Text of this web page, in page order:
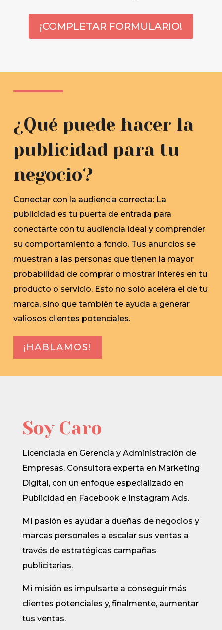
¡COMPLETAR FORMULARIO!
¿Qué puede hacer la
publicidad para tu
negocio?
Conectar con la audiencia correcta: La
publicidad es tu puerta de entrada para
conectarte con tu audiencia ideal y comprender
su comportamiento a fondo. Tus anuncios se
muestran a las personas que tienen la mayor
probabilidad de comprar o mostrar interés en tu
producto o servicio. Esto no solo acelera el de tu
marca, sino que también te ayuda a generar
valiosos clientes potenciales.
¡HABLAMOS!
Soy Caro
Licenciada en Gerencia y Administración de
Empresas. Consultora experta en Marketing
Digital, con un enfoque especializado en
Publicidad en Facebook e Instagram Ads.
Mi pasión es ayudar a dueñas de negocios y
marcas personales a escalar sus ventas a
través de estratégicas campañas
publicitarias.
Mi misión es impulsarte a conseguir más
clientes potenciales y, finalmente, aumentar
tus ventas.